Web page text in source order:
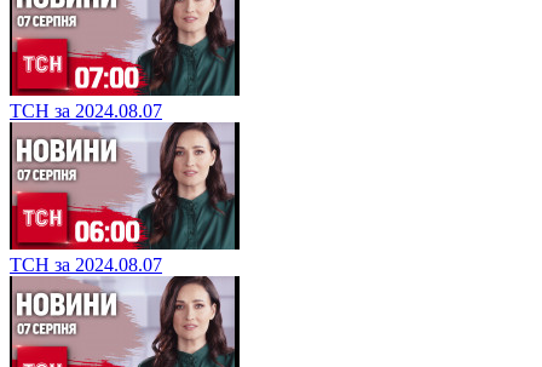
ТСН за 2024.08.07
ТСН за 2024.08.07